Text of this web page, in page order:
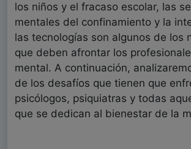
los niños y el fracaso escolar, las
mentales del confinamiento y la
las tecnologías son algunos de los
que deben afrontar los
mental. A continuación,
de los desafíos que tienen que
psicólogos, psiquiatras y todas
que se dedican al bienestar de la